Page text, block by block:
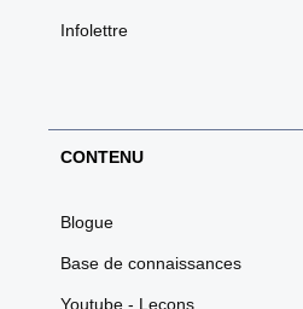
Infolettre
CONTENU
Blogue
Base de connaissances
Youtube - Leçons